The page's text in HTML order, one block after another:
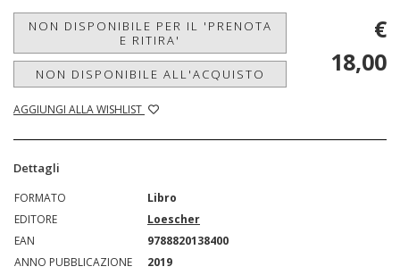
NON DISPONIBILE PER IL 'PRENOTA
E RITIRA'
NON DISPONIBILE ALL'ACQUISTO
AGGIUNGI ALLA WISHLIST
€
18,00
Dettagli
FORMATO
Libro
EDITORE
Loescher
EAN
9788820138400
ANNO PUBBLICAZIONE
2019